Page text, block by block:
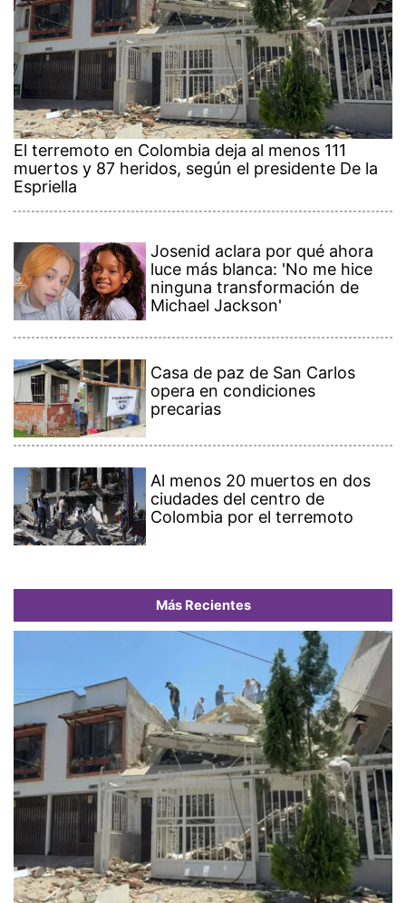
El terremoto en Colombia deja al menos 111
muertos y 87 heridos, según el presidente De la
Espriella
Josenid aclara por qué ahora
luce más blanca: 'No me hice
ninguna transformación de
Michael Jackson'
Casa de paz de San Carlos
opera en condiciones
precarias
Al menos 20 muertos en dos
ciudades del centro de
Colombia por el terremoto
Más Recientes